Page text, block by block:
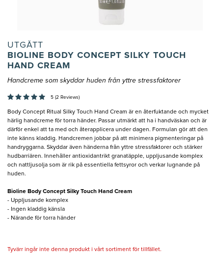
UTGÅTT
BIOLINE BODY CONCEPT SILKY TOUCH
HAND CREAM
Handcreme som skyddar huden från yttre stressfaktorer
5 (2 Reviews)
Body Concept Ritual Silky Touch Hand Cream är en återfuktande och mycket
härlig handcreme för torra händer. Passar utmärkt att ha i handväskan och är
därför enkel att ta med och återapplicera under dagen. Formulan gör att den
inte känns kladdig. Handcremen jobbar på att minimera pigmenteringar på
handryggarna. Skyddar även händerna från yttre stressfaktorer och stärker
hudbarriären. Innehåller antioxidantrikt granatäpple, uppljusande komplex
och nattljusolja som är rik på essentiella fettsyror och verkar lugnande på
huden.
Bioline Body Concept Silky Touch Hand Cream
- Uppljusande komplex
- Ingen kladdig känsla
- Närande för torra händer
Tyvärr ingår inte denna produkt i vårt sortiment för tillfället.